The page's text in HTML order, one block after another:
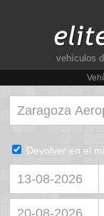
vehículos
Devolver en el